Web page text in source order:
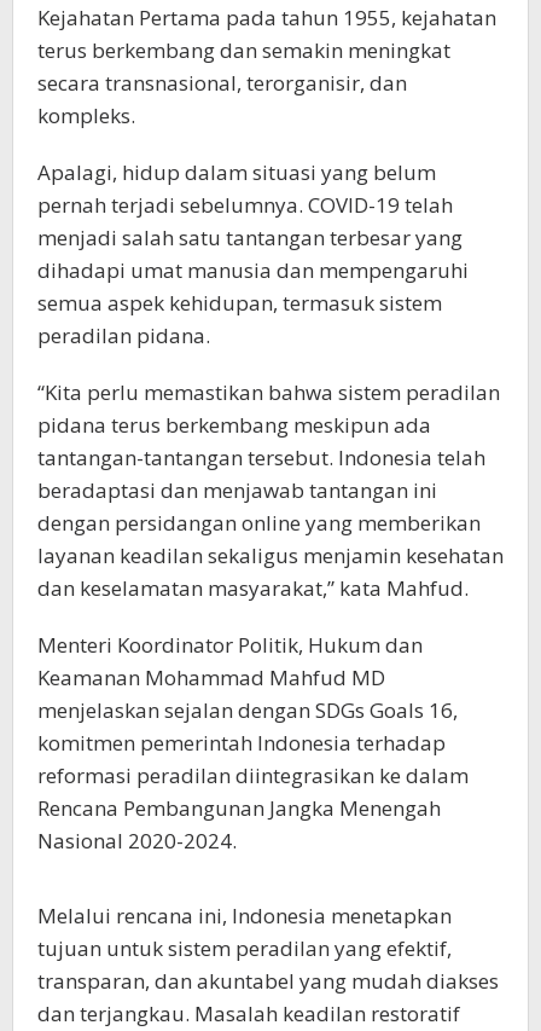
Kejahatan Pertama pada tahun 1955, kejahatan
terus berkembang dan semakin meningkat
secara transnasional, terorganisir, dan
kompleks.
Apalagi, hidup dalam situasi yang belum
pernah terjadi sebelumnya. COVID-19 telah
menjadi salah satu tantangan terbesar yang
dihadapi umat manusia dan mempengaruhi
semua aspek kehidupan, termasuk sistem
peradilan pidana.
“Kita perlu memastikan bahwa sistem peradilan
pidana terus berkembang meskipun ada
tantangan-tantangan tersebut. Indonesia telah
beradaptasi dan menjawab tantangan ini
dengan persidangan online yang memberikan
layanan keadilan sekaligus menjamin kesehatan
dan keselamatan masyarakat,” kata Mahfud.
Menteri Koordinator Politik, Hukum dan
Keamanan Mohammad Mahfud MD
menjelaskan sejalan dengan SDGs Goals 16,
komitmen pemerintah Indonesia terhadap
reformasi peradilan diintegrasikan ke dalam
Rencana Pembangunan Jangka Menengah
Nasional 2020-2024.
Melalui rencana ini, Indonesia menetapkan
tujuan untuk sistem peradilan yang efektif,
transparan, dan akuntabel yang mudah diakses
dan terjangkau. Masalah keadilan restoratif